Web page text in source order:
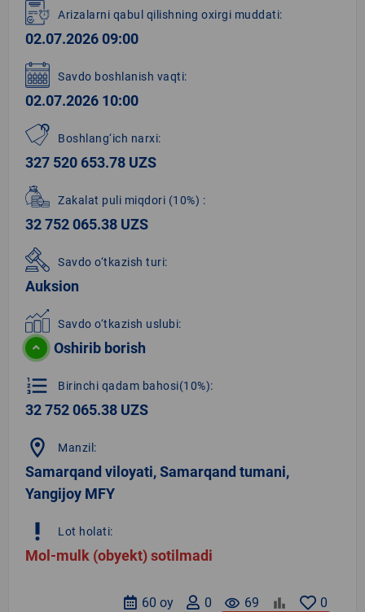
1
of
8
Arizalarni qabul qilishning oxirgi muddati:
02.07.2026 09:00
Savdo boshlanish vaqti:
02.07.2026 10:00
Boshlang‘ich narxi:
327 520 653.78 UZS
Zakalat puli miqdori (10%) :
32 752 065.38 UZS
Savdo o‘tkazish turi:
Auksion
Savdo o‘tkazish uslubi:
Oshirib borish
format_list_numbered Birinchi qadam bahosi(10%):
32 752 065.38 UZS
location_on Manzil:
Samarqand viloyati, Samarqand tumani,
Yangijoy MFY
priority_high Lot holati:
Mol-mulk (obyekt) sotilmadi
0
remove_red_eye 69
0
60 oy